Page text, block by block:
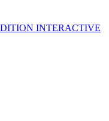
INTERACTIVE